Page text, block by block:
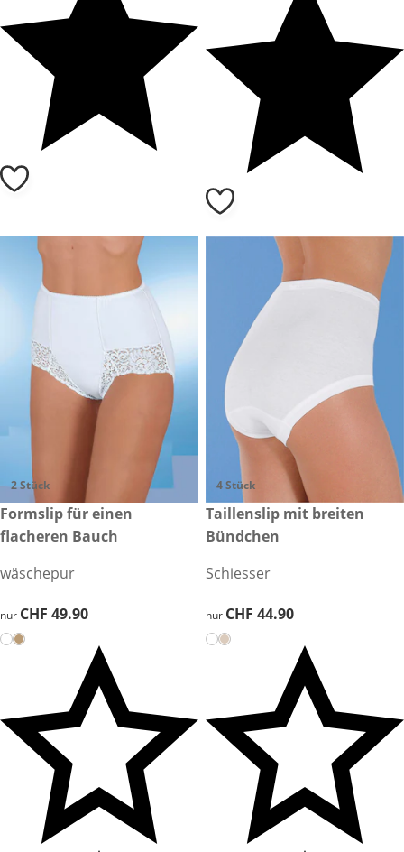
2 Stück
CHF 49.90
Formslip für einen
flacheren Bauch
wäschepur
CHF 49.90
nur CHF 49.90
4 Stück
CHF 44.90
Taillenslip mit breiten
Bündchen
Schiesser
CHF 44.90
nur CHF 44.90